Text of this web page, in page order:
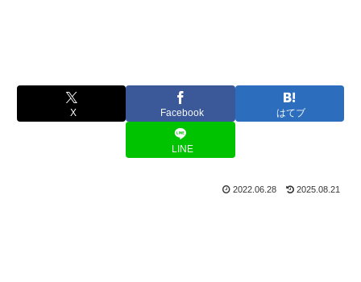
X Facebook はてブ
LINE
2022.06.28 2025.08.21